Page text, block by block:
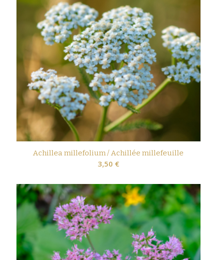
Achillea millefolium / Achillée millefeuille
3,50 €